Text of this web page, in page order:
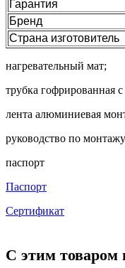
Гарантия
Бренд
Страна изготовитель
нагревательный мат;
трубка гофрированная
лента алюминиевая
руководство по
паспорт
Паспорт
Сертификат
С этим товаром